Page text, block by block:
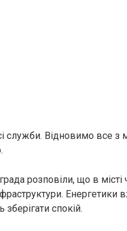
служби. Відновимо все
розповіли, що в місті
спокій.